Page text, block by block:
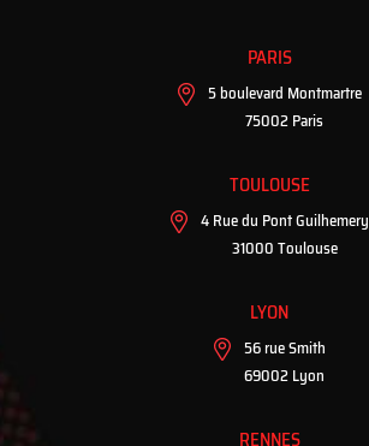
PARIS
5 boulevard Montmartre
75002 Paris
TOULOUSE
4 Rue du Pont Guilhemery
31000 Toulouse
LYON
56 rue Smith
69002 Lyon
RENNES